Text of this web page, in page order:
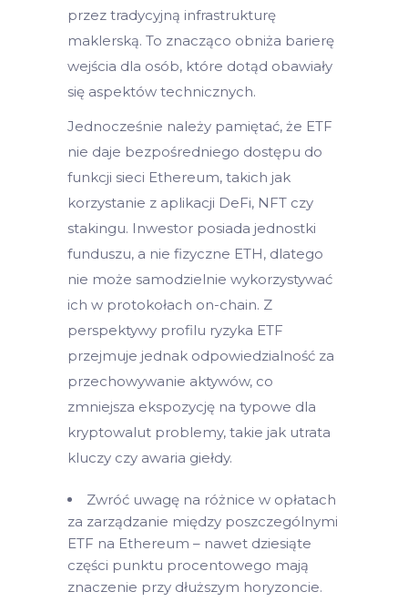
przez tradycyjną infrastrukturę
maklerską. To znacząco obniża barierę
wejścia dla osób, które dotąd obawiały
się aspektów technicznych.
Jednocześnie należy pamiętać, że ETF
nie daje bezpośredniego dostępu do
funkcji sieci Ethereum, takich jak
korzystanie z aplikacji DeFi, NFT czy
stakingu. Inwestor posiada jednostki
funduszu, a nie fizyczne ETH, dlatego
nie może samodzielnie wykorzystywać
ich w protokołach on-chain. Z
perspektywy profilu ryzyka ETF
przejmuje jednak odpowiedzialność za
przechowywanie aktywów, co
zmniejsza ekspozycję na typowe dla
kryptowalut problemy, takie jak utrata
kluczy czy awaria giełdy.
Zwróć uwagę na różnice w opłatach
za zarządzanie między poszczególnymi
ETF na Ethereum – nawet dziesiąte
części punktu procentowego mają
znaczenie przy dłuższym horyzoncie.